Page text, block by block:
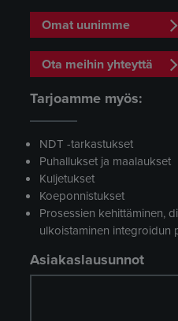
Omat uunimme
Ota meihin yhteyttä
Tarjoamme myös:
NDT -tarkastukset
Puhallukset ja maalaukset
Kuljetukset
Koeponnistukset
Prosessien kehittäminen,
ulkoistaminen integroidun
Asiakaslausunnot